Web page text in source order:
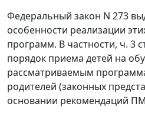
Федеральный закон N 273
особенности реализации
программ. В частности, ч. 3
порядок приема детей на
рассматриваемым
родителей (законных
основании рекомендаций